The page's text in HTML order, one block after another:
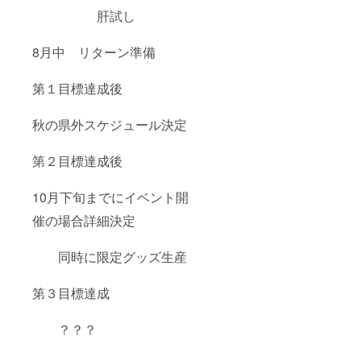
肝試し
8月中 リターン準備
第１目標達成後
秋の県外スケジュール決定
第２目標達成後
10月下旬までにイベント開
催の場合詳細決定
同時に限定グッズ生産
第３目標達成
？？？